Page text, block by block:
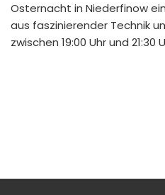
Osternacht in Niederfinow
aus faszinierender Technik
zwischen 19:00 Uhr und 21:30